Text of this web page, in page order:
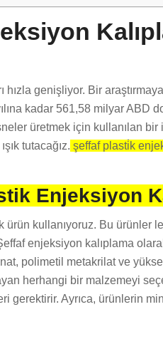
hızla genişliyor. Bir
kadar 561,58 milyar ABD
üretmek için kullanılan
tutacağız. şeffaf plasti̇k
Enjeksiyon
ürün kullanıyoruz. Bu ürünler
enjeksiyon kalıplama
polimetil metakrilat ve
herhangi bir malzemeyi
Ayrıca, ürünlerin